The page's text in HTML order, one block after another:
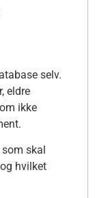
selv.
eldre
ikke
skal
hvilket